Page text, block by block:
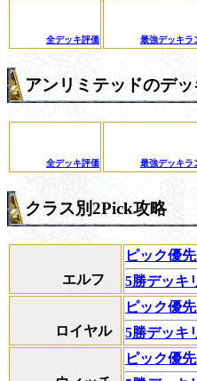
全デッキ評価 最強デッキラ
アンリミテッドのデッ
全デッキ評価 最強デッキラ
クラス別2Pick攻略
エルフ
ピック優
5勝デッキ
ロイヤル
ピック優
5勝デッキ
ピック優